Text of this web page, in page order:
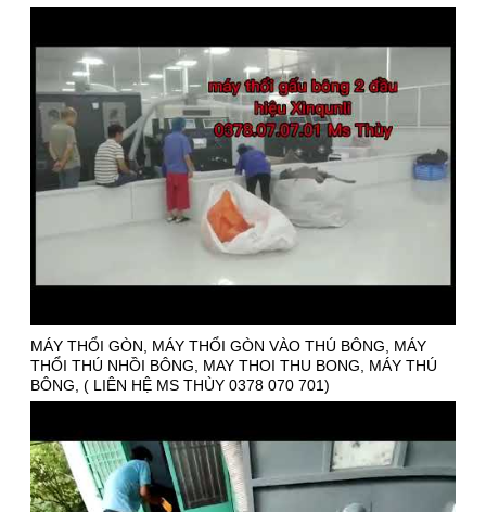
MÁY THỔI GÒN, MÁY THỔI GÒN VÀO THÚ BÔNG, MÁY
THỔI THÚ NHỒI BÔNG, MAY THOI THU BONG, MÁY THÚ
BÔNG, ( LIÊN HỆ MS THÙY 0378 070 701)